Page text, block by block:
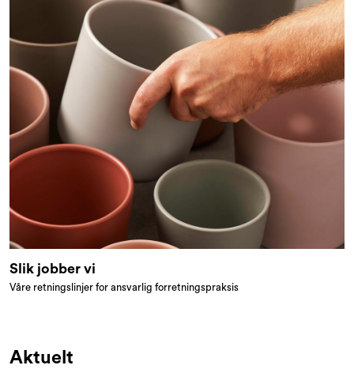
Slik jobber vi
Våre retningslinjer for ansvarlig forretningspraksis
Aktuelt